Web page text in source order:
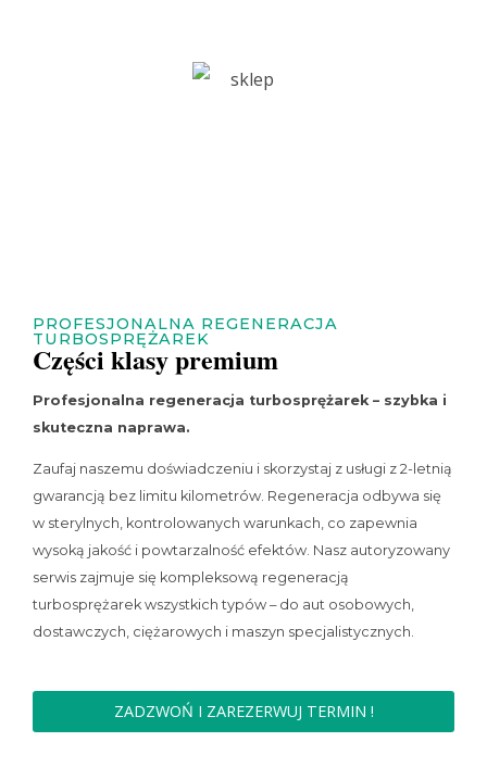
PROFESJONALNA REGENERACJA
TURBOSPRĘŻAREK
Części klasy premium
Profesjonalna regeneracja turbosprężarek – szybka i
skuteczna naprawa.
Zaufaj naszemu doświadczeniu i skorzystaj z usługi z 2-letnią
gwarancją bez limitu kilometrów. Regeneracja odbywa się
w sterylnych, kontrolowanych warunkach, co zapewnia
wysoką jakość i powtarzalność efektów. Nasz autoryzowany
serwis zajmuje się kompleksową regeneracją
turbosprężarek wszystkich typów – do aut osobowych,
dostawczych, ciężarowych i maszyn specjalistycznych.
ZADZWOŃ I ZAREZERWUJ TERMIN !